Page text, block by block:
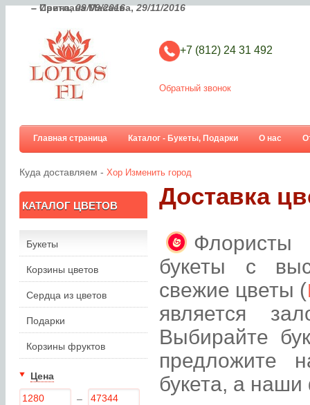
+7 (812) 24 31 492
Обратный звонок
Главная страница Каталог - Букеты, Подарки О нас
Куда доставляем - Хор Изменить город
КАТАЛОГ ЦВЕТОВ
Букеты
Корзины цветов
Сердца из цветов
Подарки
Корзины фруктов
Цена
–
– Светлана Масаева,29/11/2016
– Ирина,09/09/2016
Доставка
Флористы
букеты с
свежие цветы (
является
Выбирайте
предложите
букета, а